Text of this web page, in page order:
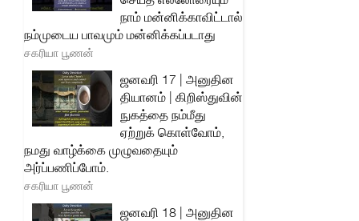
நாம் மன்னிக்காவிட்டால்
நம்முடைய பாவமும் மன்னிக்கப்படாது
சகரியா பூணன்
ஜனவரி 17 | அனுதின
தியானம் | கிறிஸ்துவின்
நுகத்தை நம்மீது
ஏற்றுக் கொள்வோம்,
நமது வாழ்க்கை முழுவதையும்
அர்ப்பணிப்போம்.
சகரியா பூணன்
ஜனவரி 18 | அனுதின